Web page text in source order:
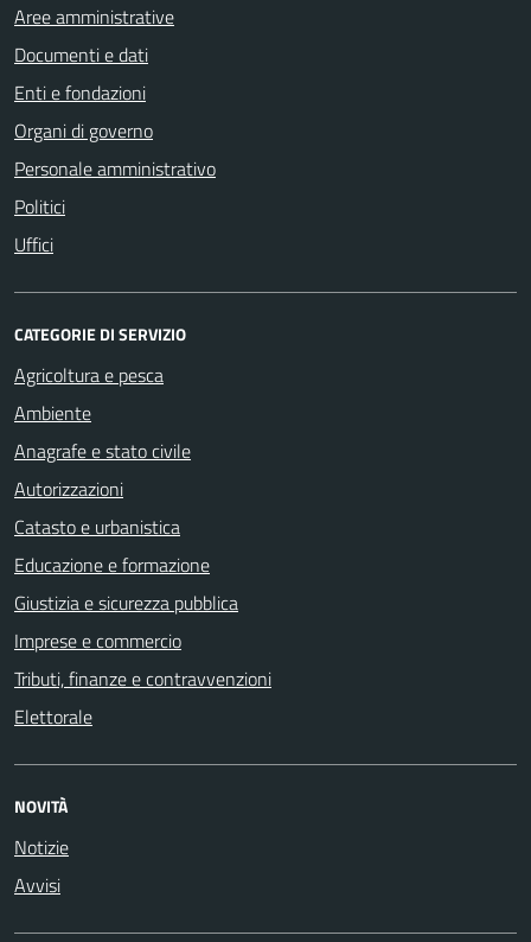
Aree amministrative
Documenti e dati
Enti e fondazioni
Organi di governo
Personale amministrativo
Politici
Uffici
CATEGORIE DI SERVIZIO
Agricoltura e pesca
Ambiente
Anagrafe e stato civile
Autorizzazioni
Catasto e urbanistica
Educazione e formazione
Giustizia e sicurezza pubblica
Imprese e commercio
Tributi, finanze e contravvenzioni
Elettorale
NOVITÀ
Notizie
Avvisi